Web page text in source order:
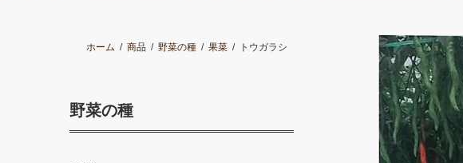
ホーム 商品 野菜の種 果菜 トウガラシ
野菜の種